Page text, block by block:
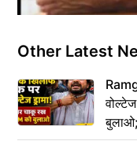
Other Latest